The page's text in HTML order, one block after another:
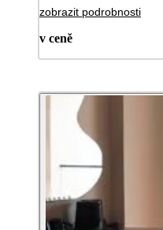
zobrazit podrobnosti
v ceně